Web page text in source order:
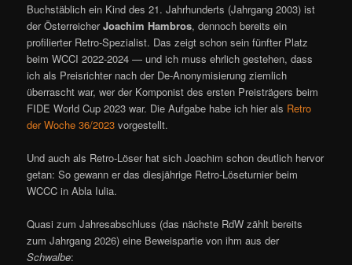
Buchstäblich ein Kind des 21. Jahrhunderts (Jahrgang 2003) ist
der ÖsterreicherJoachim Hambros, dennoch bereits ein
profilierter Retro-Spezialist. Das zeigt schon sein fünfter Platz
beim WCCI 2022-2024 — und ich muss ehrlich gestehen, dass
ich als Preisrichter nach der De-Anonymisierung ziemlich
überrascht war, wer der Komponist des ersten Preisträgers beim
FIDE World Cup 2023 war. Die Aufgabe habe ich hier als Retro
der Woche 36/2023 vorgestellt.
Und auch als Retro-Löser hat sich Joachim schon deutlich hervor
getan: So gewann er das diesjährige Retro-Löseturnier beim
WCCC in Abla Iulia.
Quasi zum Jahresabschluss (das nächste RdW zählt bereits
zum Jahrgang 2026) eine Beweispartie von ihm aus der
Schwalbe: